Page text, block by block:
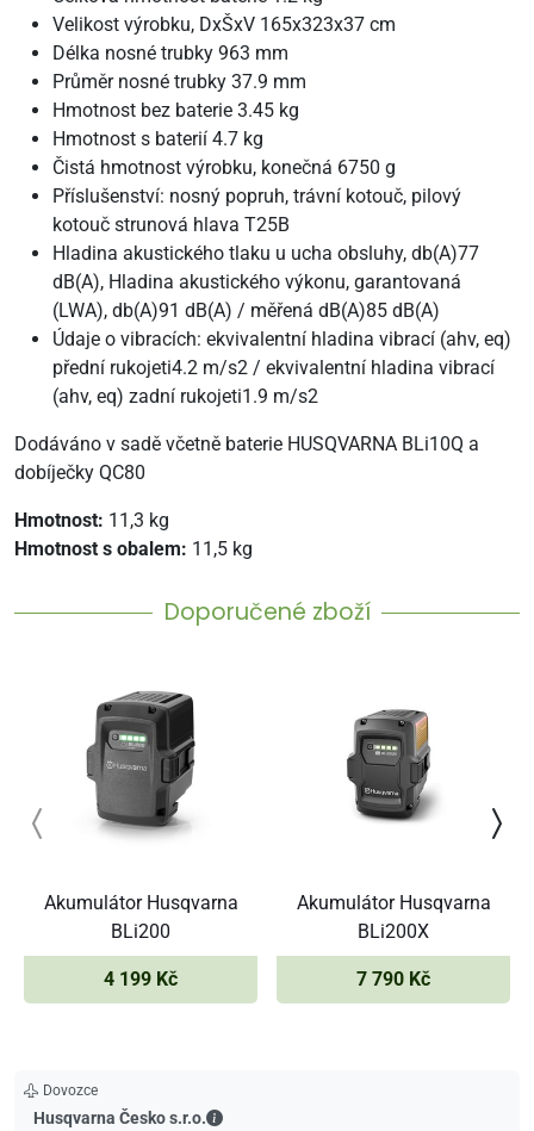
Velikost výrobku, DxŠxV 165x323x37 cm
Délka nosné trubky 963 mm
Průměr nosné trubky 37.9 mm
Hmotnost bez baterie 3.45 kg
Hmotnost s baterií 4.7 kg
Čistá hmotnost výrobku, konečná 6750 g
Příslušenství: nosný popruh, trávní kotouč, pilový
kotouč strunová hlava T25B
Hladina akustického tlaku u ucha obsluhy, db(A)77
dB(A), Hladina akustického výkonu, garantovaná
(LWA), db(A)91 dB(A) / měřená dB(A)85 dB(A)
Údaje o vibracích: ekvivalentní hladina vibrací (ahv, eq)
přední rukojeti4.2 m/s2 / ekvivalentní hladina vibrací
(ahv, eq) zadní rukojeti1.9 m/s2
Dodáváno v sadě včetně baterie HUSQVARNA BLi10Q a
dobíječky QC80
Hmotnost: 11,3 kg
Hmotnost s obalem: 11,5 kg
Doporučené zboží
Akumulátor Husqvarna
BLi200
4 199 Kč
Akumulátor Husqvarna
BLi200X
7 790 Kč
Dovozce
Husqvarna Česko s.r.o.
Husqvarna Česko s.r.o. - Kontaktní údaje